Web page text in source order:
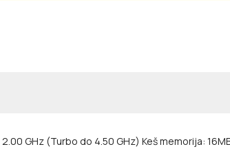
2.00 GHz (Turbo do 4.50 GHz) Keš memorija: